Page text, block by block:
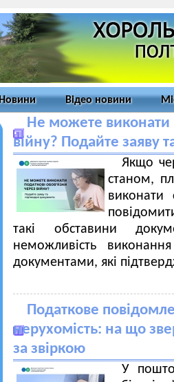
Новини Відео новини
Не можете виконати
війну? Подайте заяву
Якщо
станом,
виконати
такі обставини
неможливість
документами, які
Податкове
нерухомість: на що
за звіркою
У